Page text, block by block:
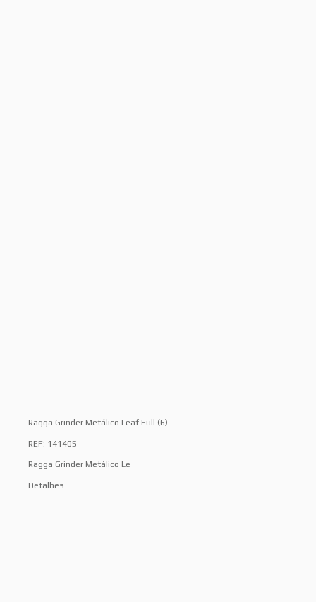
Ragga Grinder Metálico Leaf Full (6)
REF: 141405
Ragga Grinder Metálico Le
Detalhes